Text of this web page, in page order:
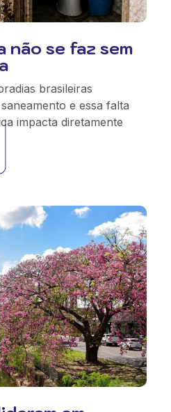
não se faz sem
brasileiras
e essa falta
impacta diretamente